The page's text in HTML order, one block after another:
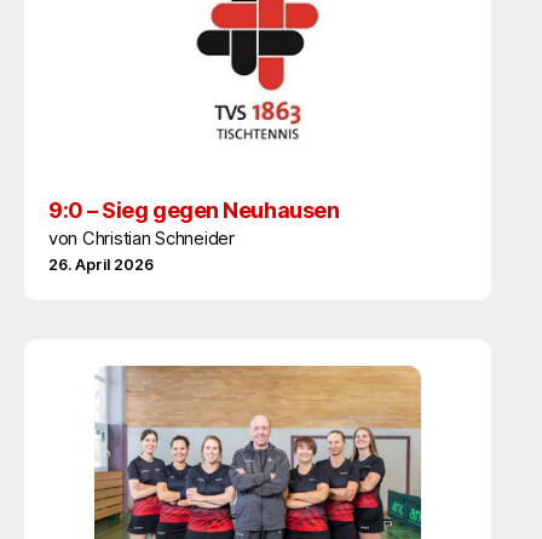
9:0 – Sieg gegen Neuhausen
von Christian Schneider
26. April 2026